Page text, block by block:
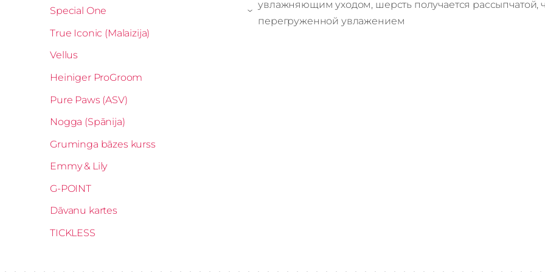
Special One
›
True Iconic (Malaizija)
Vellus
Heiniger ProGroom
Pure Paws (ASV)
Nogga (Spānija)
Gruminga bāzes kurss
Emmy & Lily
G-POINT
Dāvanu kartes
TICKLESS
увлажняющим уходом, шерсть получается рассыпчатой,
перегруженной увлажением